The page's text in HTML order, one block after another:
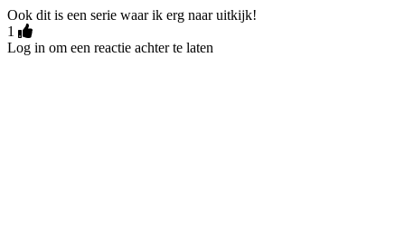
Ook dit is een serie waar ik erg naar uitkijk!
1
Log in om een reactie achter te laten